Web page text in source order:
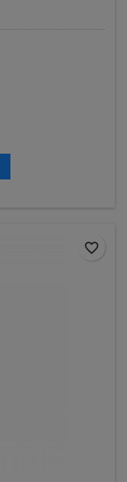
favorite_border